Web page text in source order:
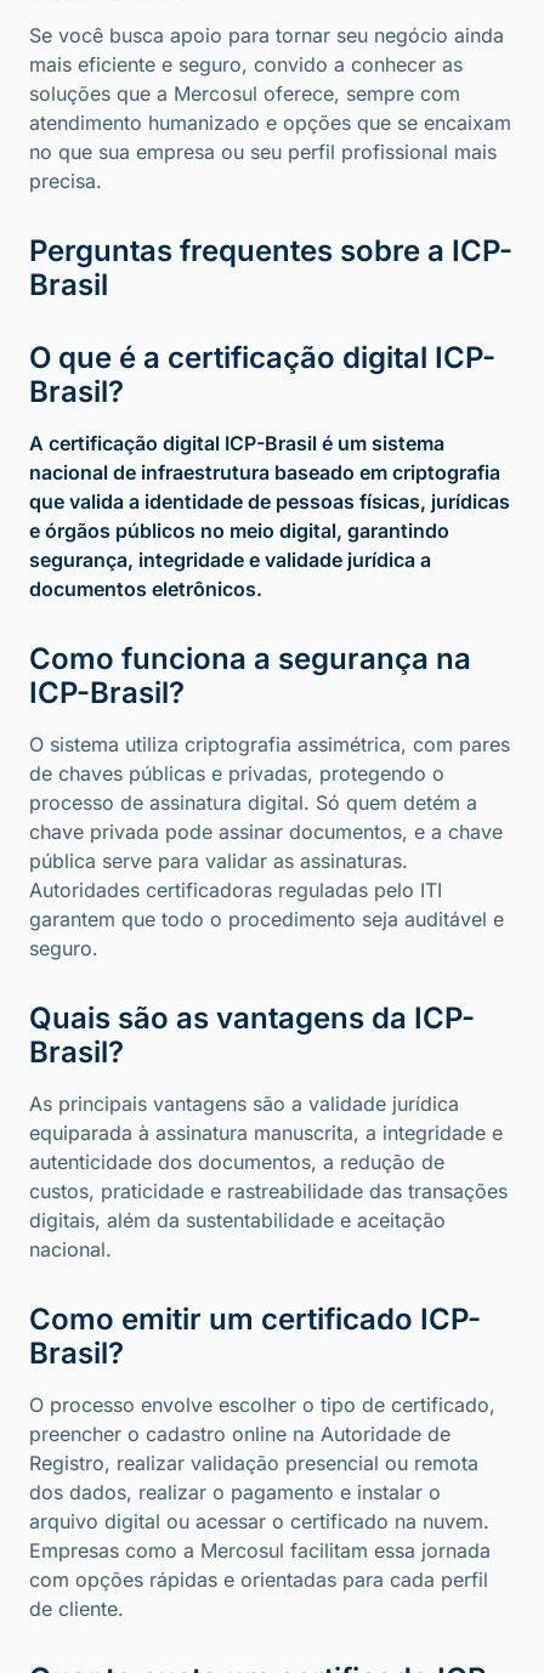
Se você busca apoio para tornar seu negócio ainda
mais eficiente e seguro, convido a conhecer as
soluções que a Mercosul oferece, sempre com
atendimento humanizado e opções que se encaixam
no que sua empresa ou seu perfil profissional mais
precisa.
Perguntas frequentes sobre a ICP-
Brasil
O que é a certificação digital ICP-
Brasil?
A certificação digital ICP-Brasil é um sistema
nacional de infraestrutura baseado em criptografia
que valida a identidade de pessoas físicas, jurídicas
e órgãos públicos no meio digital, garantindo
segurança, integridade e validade jurídica a
documentos eletrônicos.
Como funciona a segurança na
ICP-Brasil?
O sistema utiliza criptografia assimétrica, com pares
de chaves públicas e privadas, protegendo o
processo de assinatura digital. Só quem detém a
chave privada pode assinar documentos, e a chave
pública serve para validar as assinaturas.
Autoridades certificadoras reguladas pelo ITI
garantem que todo o procedimento seja auditável e
seguro.
Quais são as vantagens da ICP-
Brasil?
As principais vantagens são a validade jurídica
equiparada à assinatura manuscrita, a integridade e
autenticidade dos documentos, a redução de
custos, praticidade e rastreabilidade das transações
digitais, além da sustentabilidade e aceitação
nacional.
Como emitir um certificado ICP-
Brasil?
O processo envolve escolher o tipo de certificado,
preencher o cadastro online na Autoridade de
Registro, realizar validação presencial ou remota
dos dados, realizar o pagamento e instalar o
arquivo digital ou acessar o certificado na nuvem.
Empresas como a Mercosul facilitam essa jornada
com opções rápidas e orientadas para cada perfil
de cliente.